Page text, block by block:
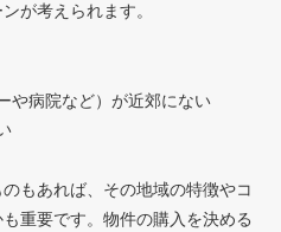
が考えられます。
や病院など）が近郊にない
もあれば、その地域の特徴やコ
重要です。物件の購入を決める